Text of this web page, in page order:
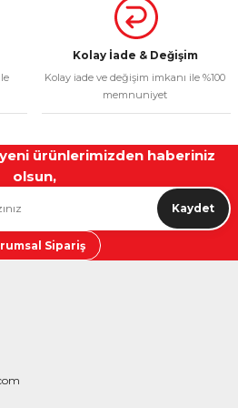
Kolay İade & Değişim
Kolay iade ve değişim imkanı ile %100
memnuniyet
ürünlerimizden haberiniz
olsun,
Kaydet
Sipariş